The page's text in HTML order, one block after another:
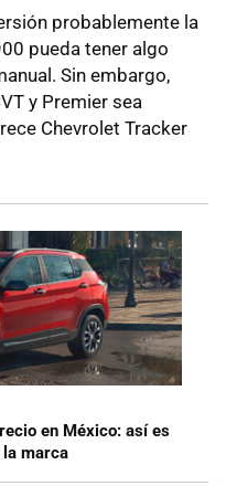
probablemente la
pueda tener algo
Sin embargo,
y Premier sea
Chevrolet Tracker
en México: así es
la marca